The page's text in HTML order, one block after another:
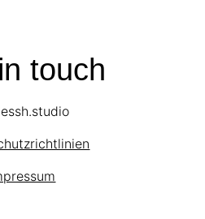
touch